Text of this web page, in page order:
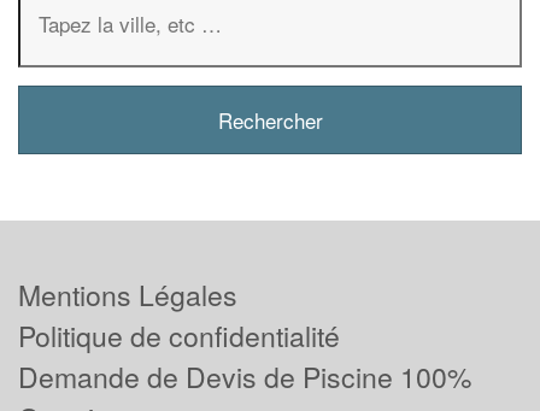
Mentions Légales
Politique de confidentialité
Demande de Devis de Piscine 100%